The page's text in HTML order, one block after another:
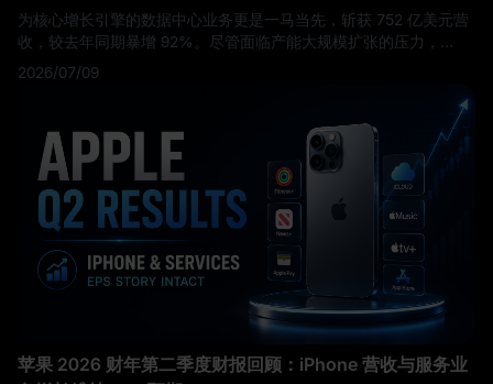
为核心增长引擎的数据中心业务更是一马当先，斩获 752 亿美元营
收，较去年同期暴增 92%。尽管面临产能大规模扩张的压力，
Nvidia 的定价权依然稳如磐石，GAAP 和非 GAAP 毛利率分别保持
在惊人的 74.9% 和 75.0%。
释放了一个清晰的信号：全球对 AI 的强劲需求正以极高的利润率加
速转化为真金白银。对于密切关注这一赛道并寻找 Nvidia 最新财报
动向的投资者而言，第一季度的强劲表现为接下来的第二季度设定
了极高的基准，市场也将继续考验其 AI 基础设施在面对供应链扩产
压力及地缘政治溢价时，能否继续保持如此恐怖的扩张步伐。
2026/07/09
苹果 2026 财年第二季度财报回顾：iPhone 营收与服务业